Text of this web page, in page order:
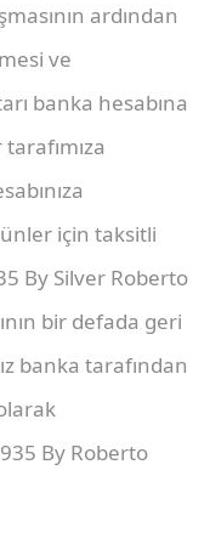
ardından
ve
banka hesabına
için taksitli
By Silver Roberto
bir defada geri
banka tarafından
By Roberto